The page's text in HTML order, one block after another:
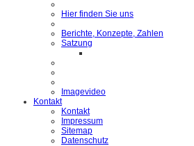
Hier finden Sie uns
Berichte, Konzepte, Zahlen
Satzung
Imagevideo
Kontakt
Kontakt
Impressum
Sitemap
Datenschutz